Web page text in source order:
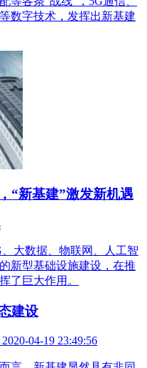
数字技术，发挥出新基建
“新基建”激发新机遇
大数据、物联网、人工智
新型基础设施建设，在推
了巨大作用。
建设
04-19 23:49:56